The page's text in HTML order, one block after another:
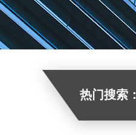
热门搜索：